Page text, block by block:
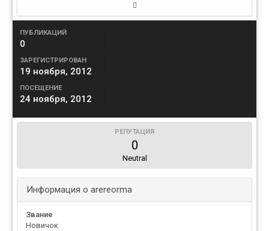
ПУБЛИКАЦИЙ
0
ЗАРЕГИСТРИРОВАН
19 ноября, 2012
ПОСЕЩЕНИЕ
24 ноября, 2012
РЕПУТАЦИЯ
0
Neutral
Информация о arereorma
Звание
Новичок